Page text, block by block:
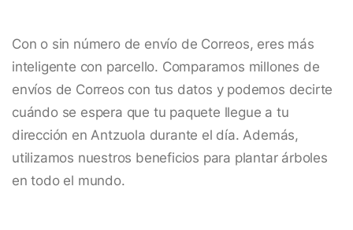
Con o sin número de envío de Correos, eres más
inteligente con parcello. Comparamos millones de
envíos de Correos con tus datos y podemos decirte
cuándo se espera que tu paquete llegue a tu
dirección en Antzuola durante el día. Además,
utilizamos nuestros beneficios para plantar árboles
en todo el mundo.